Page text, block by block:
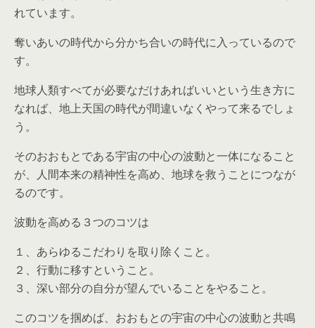
れています。
奪いあいの時代から分かち合いの時代に入っているので
す。
地球人類すべてが必要なだけあればいいという生き方に
なれば、地上天国の時代が間違いなくやって来るでしょ
う。
そのおおもとである宇宙の中心の波動と一体になること
が、人間本来の精神性を高め、地球を救うことにつなが
るのです。
波動を高める３つのコツは
１、あらゆるこだわりを取り除くこと。
２、行動に移すということ。
３、深い部分の自分が望んでいることをやること。
このコツを掴めば、おおもとの宇宙の中心の波動と共鳴